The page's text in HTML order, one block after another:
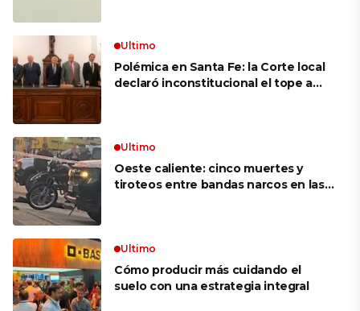
puedo’ no existen en mi vocabulario»
Ultimo
Polémica en Santa Fe: la Corte local
declaró inconstitucional el tope a
Ultimo
Oeste caliente: cinco muertes y
tiroteos entre bandas narcos en las
Ultimo
Cómo producir más cuidando el
suelo con una estrategia integral